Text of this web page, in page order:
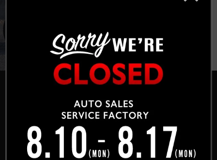
HEAD OFFICE
〒359-0027 埼玉県所沢市松郷342-6